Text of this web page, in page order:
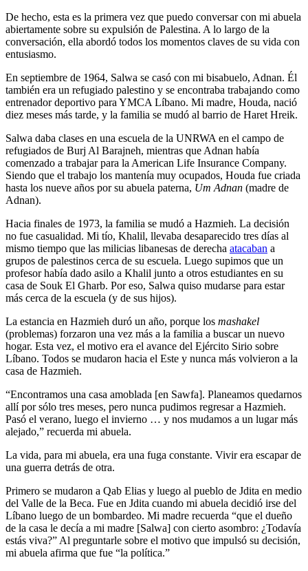
De hecho, esta es la primera vez que puedo conversar con mi abuela
abiertamente sobre su expulsión de Palestina. A lo largo de la
conversación, ella abordó todos los momentos claves de su vida con
entusiasmo.
En septiembre de 1964, Salwa se casó con mi bisabuelo, Adnan. Él
también era un refugiado palestino y se encontraba trabajando como
entrenador deportivo para YMCA Líbano. Mi madre, Houda, nació
diez meses más tarde, y la familia se mudó al barrio de Haret Hreik.
Salwa daba clases en una escuela de la UNRWA en el campo de
refugiados de Burj Al Barajneh, mientras que Adnan había
comenzado a trabajar para la American Life Insurance Company.
Siendo que el trabajo los mantenía muy ocupados, Houda fue criada
hasta los nueve años por su abuela paterna, Um Adnan (madre de
Adnan).
Hacia finales de 1973, la familia se mudó a Hazmieh. La decisión
no fue casualidad. Mi tío, Khalil, llevaba desaparecido tres días al
mismo tiempo que las milicias libanesas de derecha atacaban a
grupos de palestinos cerca de su escuela. Luego supimos que un
profesor había dado asilo a Khalil junto a otros estudiantes en su
casa de Souk El Gharb. Por eso, Salwa quiso mudarse para estar
más cerca de la escuela (y de sus hijos).
La estancia en Hazmieh duró un año, porque los mashakel
(problemas) forzaron una vez más a la familia a buscar un nuevo
hogar. Esta vez, el motivo era el avance del Ejército Sirio sobre
Líbano. Todos se mudaron hacia el Este y nunca más volvieron a la
casa de Hazmieh.
“Encontramos una casa amoblada [en Sawfa]. Planeamos quedarnos
allí por sólo tres meses, pero nunca pudimos regresar a Hazmieh.
Pasó el verano, luego el invierno … y nos mudamos a un lugar más
alejado,” recuerda mi abuela.
La vida, para mi abuela, era una fuga constante. Vivir era escapar de
una guerra detrás de otra.
Primero se mudaron a Qab Elias y luego al pueblo de Jdita en medio
del Valle de la Beca. Fue en Jdita cuando mi abuela decidió irse del
Líbano luego de un bombardeo. Mi madre recuerda “que el dueño
de la casa le decía a mi madre [Salwa] con cierto asombro: ¿Todavía
estás viva?” Al preguntarle sobre el motivo que impulsó su decisión,
mi abuela afirma que fue “la política.”